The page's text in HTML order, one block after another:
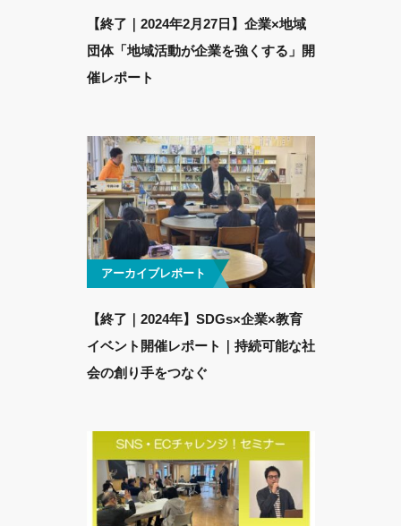
【終了｜2024年2月27日】企業×地域
団体「地域活動が企業を強くする」開
催レポート
アーカイブレポート
【終了｜2024年】SDGs×企業×教育
イベント開催レポート｜持続可能な社
会の創り手をつなぐ